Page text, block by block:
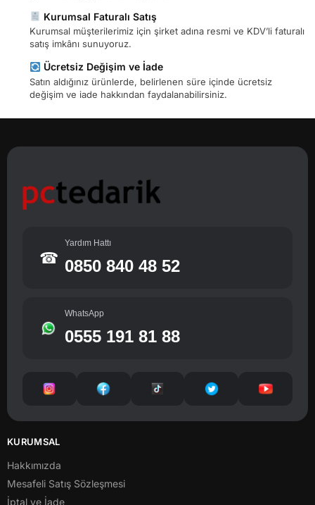
Kurumsal Faturalı Satış
Kurumsal müşterilerimiz için şirket adına resmi ve KDV’li faturalı
satış imkânı sunuyoruz.
Ücretsiz Değişim ve İade
Satın aldığınız ürünlerde, belirlenen süre içinde ücretsiz
değişim ve iade hakkından faydalanabilirsiniz.
☎
Yardım Hattı
0850 840 48 52
WhatsApp
0555 191 81 88
KURUMSAL
Hakkımızda
Mesafeli Satış Sözleşmesi
İptal ve İade